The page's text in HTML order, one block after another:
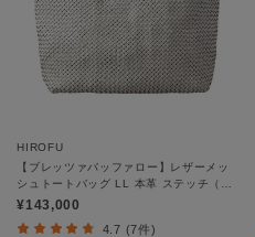
HIROFU
【ブレッツァバッファロー】レザーメッ
シュトートバッグ LL 本革 ステッチ（商
品番号：P25-30509）
¥143,000
4.7 (7件)